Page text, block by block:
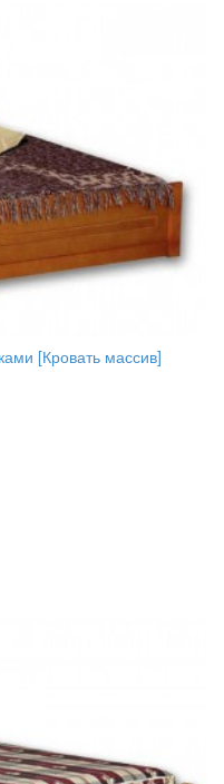
[Кровать массив]